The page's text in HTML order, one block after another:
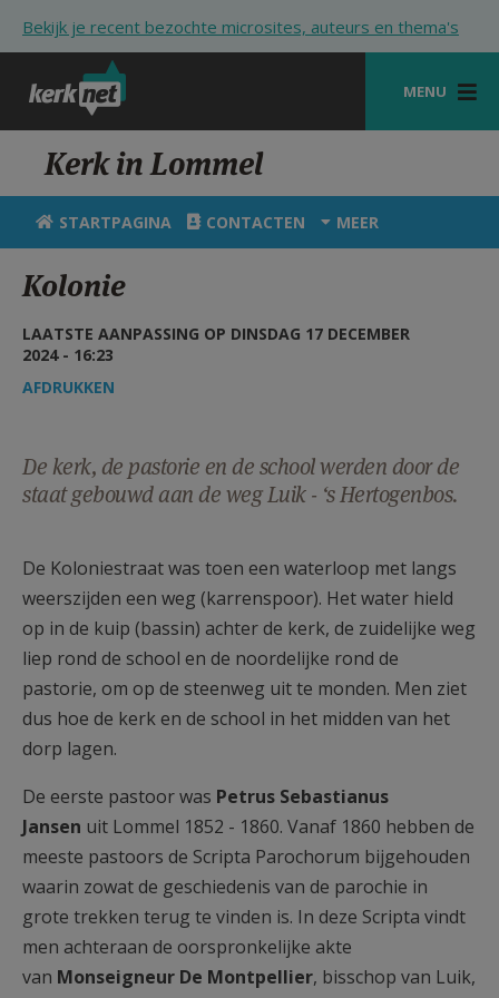
Bekijk je recent bezochte microsites, auteurs en thema's
MENU
STARTPAGINA
KERK
VIERINGEN
SHOP
ZOEKEN
HULP
MIJN PAROCHIE
Kerk in Lommel
STARTPAGINA CONTACTEN MEER
Kolonie
LAATSTE AANPASSING OP DINSDAG 17 DECEMBER
2024 - 16:23
AFDRUKKEN
De kerk, de pastorie en de school werden door de
staat gebouwd aan de weg Luik - ‘s Hertogenbos.
De Koloniestraat was toen een waterloop met langs
weerszijden een weg (karrenspoor). Het water hield
op in de kuip (bassin) achter de kerk, de zuidelijke weg
liep rond de school en de noordelijke rond de
pastorie, om op de steenweg uit te monden. Men ziet
dus hoe de kerk en de school in het midden van het
dorp lagen.
De eerste pastoor was Petrus Sebastianus
Jansen uit Lommel 1852 - 1860. Vanaf 1860 hebben de
meeste pastoors de Scripta Parochorum bijgehouden
waarin zowat de geschiedenis van de parochie in
grote trekken terug te vinden is. In deze Scripta vindt
men achteraan de oorspronkelijke akte
van Monseigneur De Montpellier, bisschop van Luik,